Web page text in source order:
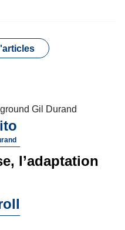
l’adaptation